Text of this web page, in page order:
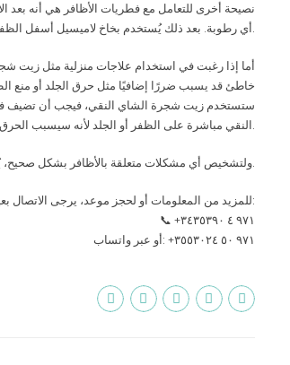
نصيحة أخرى للتعامل مع فطريات الأظافر هي أنه
أما إذا رغبت في استخدام علاجات منزلية مثل زيت
خاطئ قد يسبب ضررًا إضافيًا مثل حرق الجلد أو منع
ستستخدم زيت شجرة الشاي النقي، فيجب أن تضيف
للمزيد من المعلومات أو لحجز موعد، يرجى الاتصال بعيادتنا على الرقم:
📞 ‎+٩٧١ ٤ ٣٤٣٥٣٩٠
أو عبر واتساب: ‎+٩٧١ ٥٠ ٣٥٥٣٠٢٤